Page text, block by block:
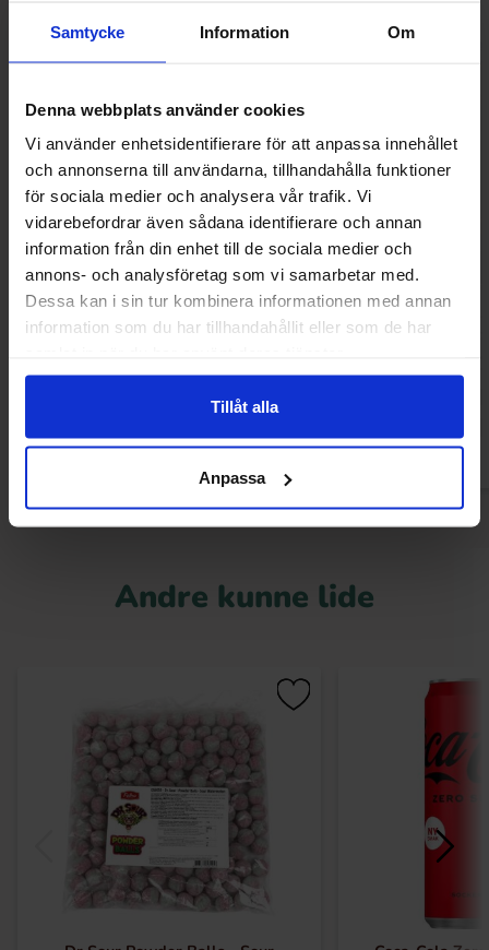
Samtycke Information Om
Denna webbplats använder cookies
Vi använder enhetsidentifierare för att anpassa innehållet
och annonserna till användarna, tillhandahålla funktioner
för sociala medier och analysera vår trafik. Vi
vidarebefordrar även sådana identifierare och annan
information från din enhet till de sociala medier och
annons- och analysföretag som vi samarbetar med.
Dessa kan i sin tur kombinera informationen med annan
information som du har tillhandahållit eller som de har
Tillåt alla
Anpassa
NOCCO Focus Ramonade 33cl
Monster Juiced
Andre kunne lide